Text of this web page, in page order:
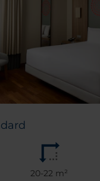
20-22 m²